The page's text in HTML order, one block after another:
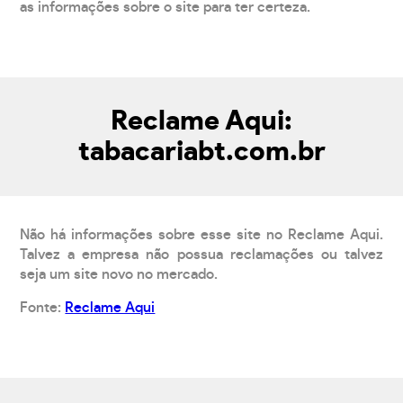
as informações sobre o site para ter certeza.
Reclame Aqui:
tabacariabt.com.br
Não há informações sobre esse site no Reclame Aqui.
Talvez a empresa não possua reclamações ou talvez
seja um site novo no mercado.
Fonte: Reclame Aqui